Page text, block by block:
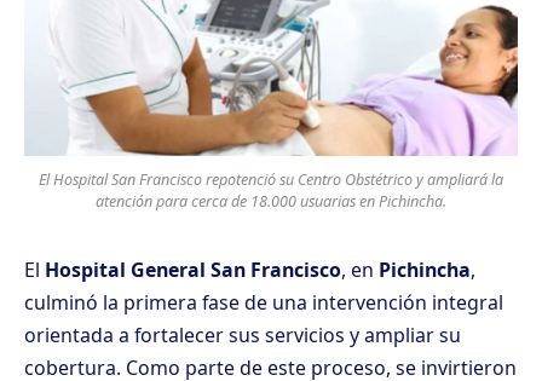
El Hospital San Francisco repotenció su Centro Obstétrico y ampliará la
atención para cerca de 18.000 usuarias en Pichincha.
El Hospital General San Francisco, en Pichincha,
culminó la primera fase de una intervención integral
orientada a fortalecer sus servicios y ampliar su
cobertura. Como parte de este proceso, se invirtieron